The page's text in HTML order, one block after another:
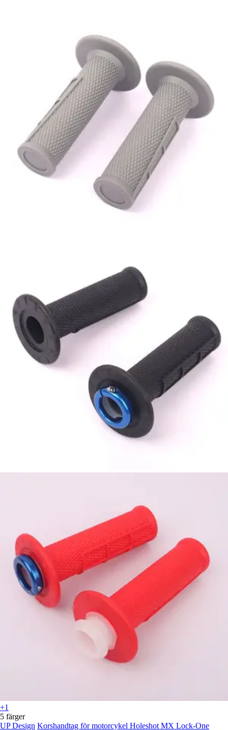
+1
5 färger
UP Design Korshandtag för motorcykel Holeshot MX Lock-One